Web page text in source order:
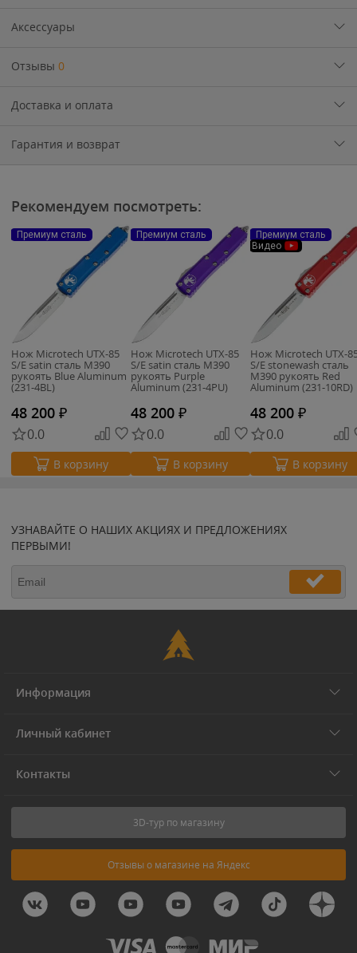
Аксессуары
Отзывы 0
Доставка и оплата
Гарантия и возврат
Рекомендуем посмотреть:
Премиум сталь
Нож Microtech UTX-85
S/E satin сталь M390
рукоять Blue Aluminum
(231-4BL)
48 200 ₽
0.0
В корзину
Премиум сталь
Нож Microtech UTX-85
S/E satin сталь M390
рукоять Purple
Aluminum (231-4PU)
48 200 ₽
0.0
В корзину
Премиум сталь
Видео
Нож Microtech UTX-
S/E stonewash сталь
M390 рукоять Red
Aluminum (231-10RD)
48 200 ₽
0.0
В корзину
УЗНАВАЙТЕ О НАШИХ АКЦИЯХ И ПРЕДЛОЖЕНИЯХ
ПЕРВЫМИ!
Информация
Личный кабинет
Контакты
3D-тур по магазину
Отзывы о магазине на Яндекс